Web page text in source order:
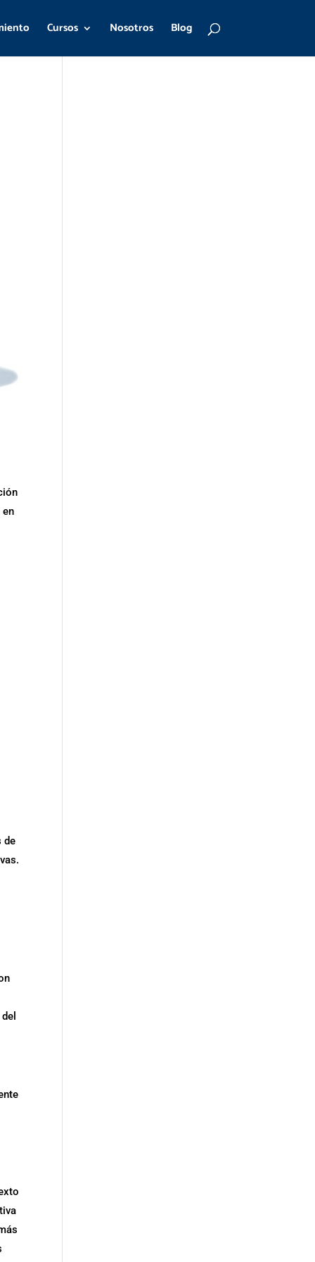
Cursos Nosotros Blog
en
de